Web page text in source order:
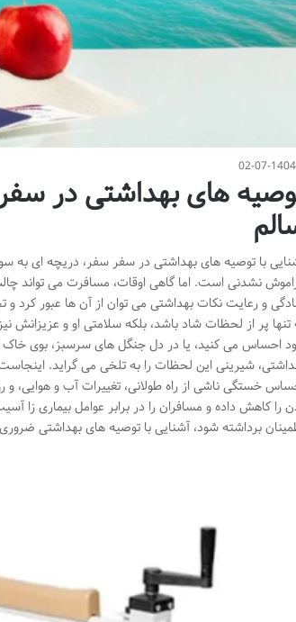
02-07-1404
های بهداشتی در
با توصیه های بهداشتی در سفر سفر، دریچه ای به
نشدنی است. اما گاهی اوقات، مسافرت می تواند
و رعایت نکات بهداشتی می توان از آن ها عبور کرد
تنها پر از لحظات شاد باشد، بلکه سلامتی او و
احساس می کنید، یا در دل جنگل های سرسبز، بوی خاک
شیرینی این لحظات را به تلخی می گراید.
خستگی ناشی از راه طولانی، تغییرات آب و هوایی، و
را کاهش داده و مسافران را در برابر عوامل بیماری زا
برداشته شود، آشنایی با توصیه های بهداشتی